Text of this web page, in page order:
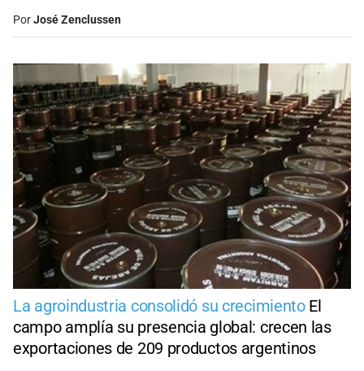
PorJosé Zenclussen
La agroindustria consolidó su crecimiento El
campo amplía su presencia global: crecen las
exportaciones de 209 productos argentinos